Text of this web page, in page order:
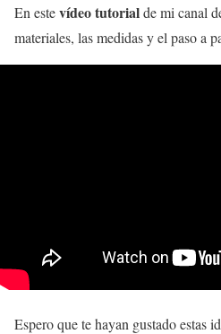
En estevídeo tutorialde mi canal
materiales, las medidas y el paso a
Espero que te hayan gustado estas